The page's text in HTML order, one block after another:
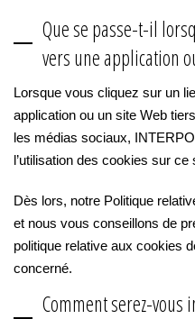
Que se passe-t-il
vers une application
Lorsque vous cliquez sur un
application ou un site Web
les médias sociaux,
l’utilisation des cookies sur
Dès lors, notre Politique
et nous vous conseillons de
politique relative aux cookies
concerné.
Comment serez-